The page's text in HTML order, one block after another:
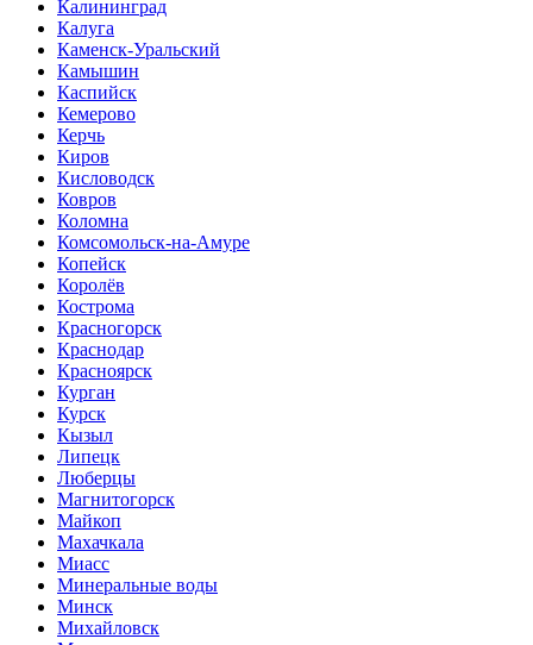
Калининград
Калуга
Каменск-Уральский
Камышин
Каспийск
Кемерово
Керчь
Киров
Кисловодск
Ковров
Коломна
Комсомольск-на-Амуре
Копейск
Королёв
Кострома
Красногорск
Краснодар
Красноярск
Курган
Курск
Кызыл
Липецк
Люберцы
Магнитогорск
Майкоп
Махачкала
Миасс
Минеральные воды
Минск
Михайловск